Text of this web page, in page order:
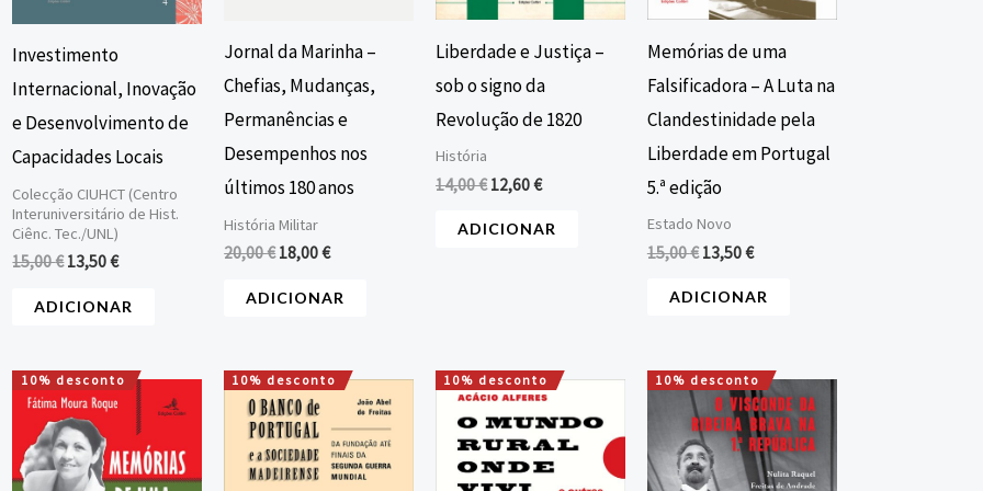
Investimento
Internacional, Inovação
e Desenvolvimento de
Capacidades Locais
Colecção CIUHCT (Centro
Interuniversitário de Hist.
Ciênc. Tec./UNL)
15,00€13,50€
ADICIONAR
Jornal da Marinha –
Chefias, Mudanças,
Permanências e
Desempenhos nos
últimos 180 anos
História Militar
20,00€ 18,00€
ADICIONAR
Liberdade e Justiça –
sob o signo da
Revolução de 1820
História
14,00€ 12,60€
ADICIONAR
Memórias de uma
Falsificadora – A Luta na
Clandestinidade pela
Liberdade em Portugal
5.ª edição
Estado Novo
15,00€ 13,50€
ADICIONAR
10% desconto
O
preço
original
era:
10,00 €.
O
preço
atual
é:
9,00 €.
10% desconto
O
preço
original
era:
15,00 €.
O
preço
atual
é:
13,50 €.
10% desconto
O
original
era:
15,00 €.
O
atual
é:
13,50 €.
10% desconto
O
preço
original
era:
20,00 €.
O
preço
atual
é:
18,00 €.